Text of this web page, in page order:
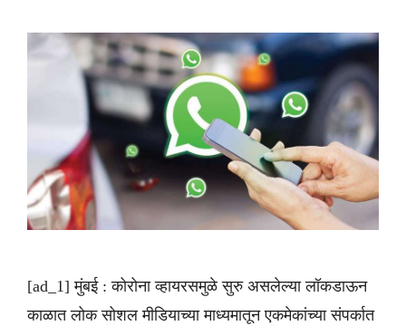
[ad_1] मुंबई : कोरोना व्हायरसमुळे सुरु असलेल्या लॉकडाऊन
काळात लोक सोशल मीडियाच्या माध्यमातून एकमेकांच्या संपर्कात